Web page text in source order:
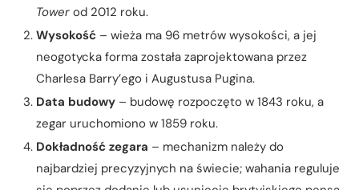
Tower od 2012 roku.
Wysokość – wieża ma 96 metrów wysokości, a jej
neogotycka forma została zaprojektowana przez
Charlesa Barry’ego i Augustusa Pugina.
Data budowy – budowę rozpoczęto w 1843 roku, a
zegar uruchomiono w 1859 roku.
Dokładność zegara – mechanizm należy do
najbardziej precyzyjnych na świecie; wahania reguluje